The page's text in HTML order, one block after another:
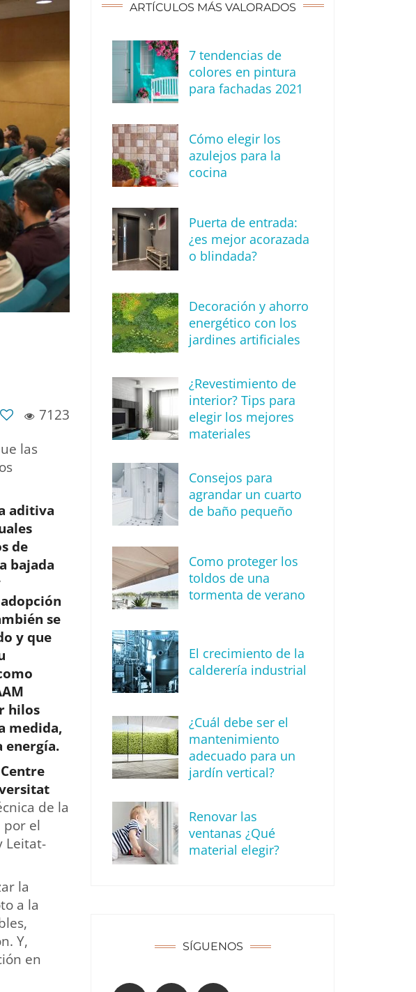
7123
las
aditiva
de
bajada
se
y que
hilos
medida,
energía.
de la
por el
Leitat-
la
a la
Y,
en
ARTÍCULOS MÁS VALORADOS
7 tendencias de
colores en pintura
para fachadas 2021
Cómo elegir los
azulejos para la
cocina
Puerta de entrada:
¿es mejor acorazada
o blindada?
Decoración y ahorro
energético con los
jardines artificiales
¿Revestimiento de
interior? Tips para
elegir los mejores
materiales
Consejos para
agrandar un cuarto
de baño pequeño
Como proteger los
toldos de una
tormenta de verano
El crecimiento de la
calderería industrial
¿Cuál debe ser el
mantenimiento
adecuado para un
jardín vertical?
Renovar las
ventanas ¿Qué
material elegir?
SÍGUENOS